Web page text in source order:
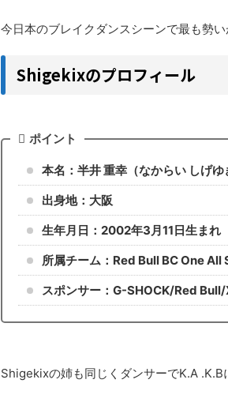
今日本のブレイクダンスシーンで最も勢い
Shigekixのプロフィール
ポイント
本名：半井 重幸（なからい しげゆ
出身地：大阪
生年月日：2002年3月11日生まれ
所属チーム：Red Bull BC One
スポンサー：G-SHOCK/Red
Shigekixの姉も同じくダンサーでK.A .K.B